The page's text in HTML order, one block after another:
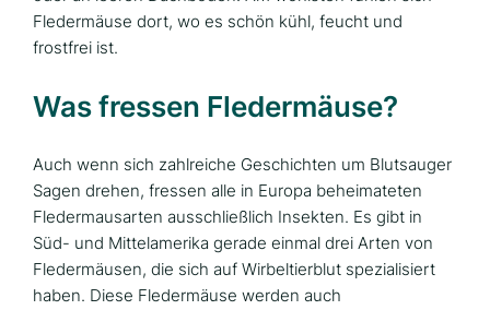
Fledermäuse dort, wo es schön kühl, feucht und
frostfrei ist.
Was fressen Fledermäuse?
Auch wenn sich zahlreiche Geschichten um Blutsauger
Sagen drehen, fressen alle in Europa beheimateten
Fledermausarten ausschließlich Insekten. Es gibt in
Süd- und Mittelamerika gerade einmal drei Arten von
Fledermäusen, die sich auf Wirbeltierblut spezialisiert
haben. Diese Fledermäuse werden auch